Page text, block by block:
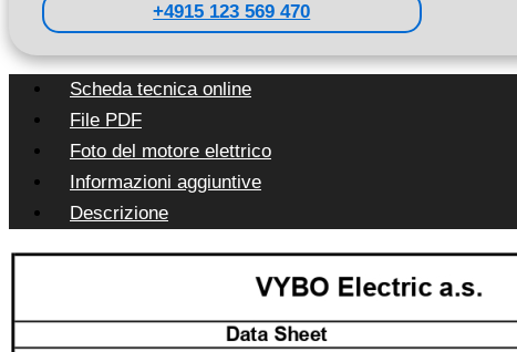
+4915 123 569 470
Scheda tecnica online
File PDF
Foto del motore elettrico
Informazioni aggiuntive
Descrizione